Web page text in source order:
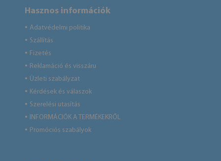
Hasznos információk
● Adatvédelmi politika
● Szállítás
● Fizetés
● Reklamáció és visszáru
● Üzleti szabályzat
● Kérdések és válaszok
● Szerelési utasítás
● INFORMÁCIÓK A TERMÉKEKRŐL
● Promóciós szabályok